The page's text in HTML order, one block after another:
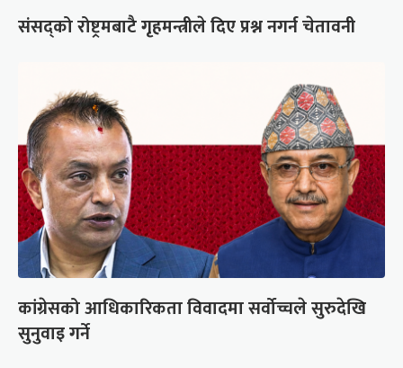
संसद्को रोष्ट्रमबाटै गृहमन्त्रीले दिए प्रश्न नगर्न चेतावनी
कांग्रेसको आधिकारिकता विवादमा सर्वोच्चले सुरुदेखि
सुनुवाइ गर्ने